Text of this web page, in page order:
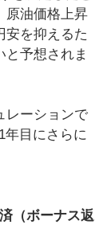
原油価格上昇
安を抑えるた
予想されま
レーションで
年目にさらに
（ボーナス返